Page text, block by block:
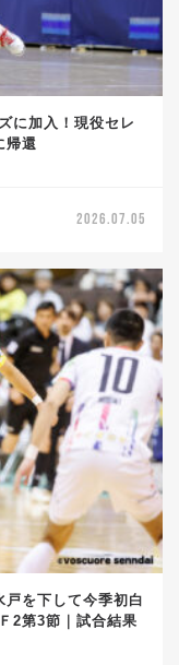
に加入！現役セレ
帰還
2026.07.05
を下して今季初白
2第3節｜試合結果